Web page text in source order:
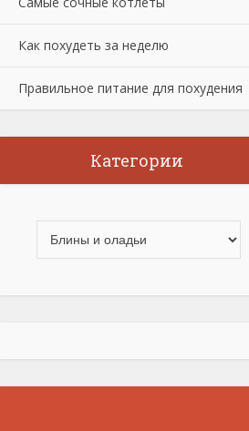
Как похудеть за неделю
Правильное питание для похудения
Категории